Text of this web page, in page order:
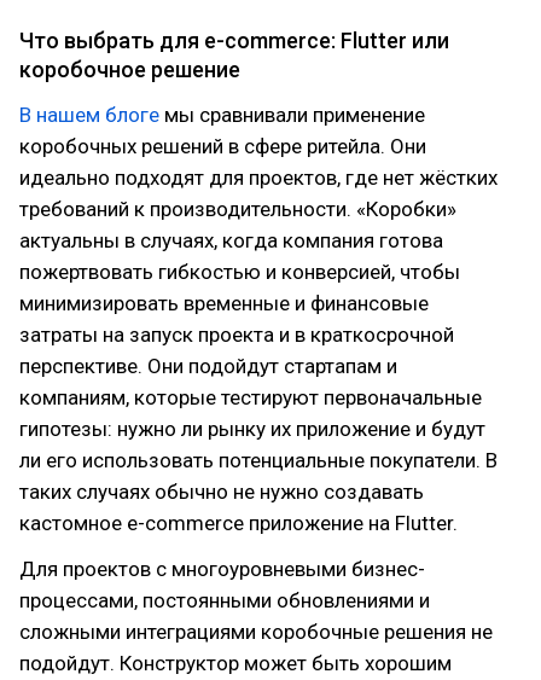
Что выбрать для e-commerce: Flutter или
коробочное решение
В нашем блоге мы сравнивали применение
коробочных решений в сфере ритейла. Они
идеально подходят для проектов, где нет жёстких
требований к производительности. «Коробки»
актуальны в случаях, когда компания готова
пожертвовать гибкостью и конверсией, чтобы
минимизировать временные и финансовые
затраты на запуск проекта и в краткосрочной
перспективе. Они подойдут стартапам и
компаниям, которые тестируют первоначальные
гипотезы: нужно ли рынку их приложение и будут
ли его использовать потенциальные покупатели. В
таких случаях обычно не нужно создавать
кастомное e-commerce приложение на Flutter.
Для проектов с многоуровневыми бизнес-
процессами, постоянными обновлениями и
сложными интеграциями коробочные решения не
подойдут. Конструктор может быть хорошим